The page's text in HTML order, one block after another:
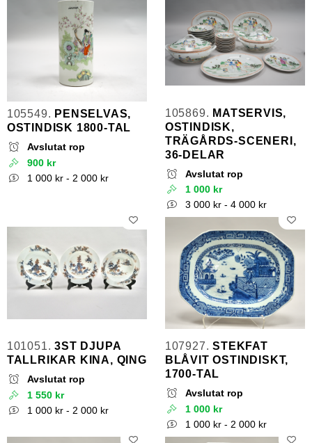
105549. PENSELVAS,
OSTINDISK 1800-TAL
Avslutat rop
900 kr
1 000 kr - 2 000 kr
105869. MATSERVIS,
OSTINDISK,
TRÄGÅRDS-SCENERI,
36-DELAR
Avslutat rop
1 000 kr
3 000 kr - 4 000 kr
101051. 3ST DJUPA
TALLRIKAR KINA, QING
Avslutat rop
1 550 kr
1 000 kr - 2 000 kr
107927. STEKFAT
BLÅVIT OSTINDISKT,
1700-TAL
Avslutat rop
1 000 kr
1 000 kr - 2 000 kr